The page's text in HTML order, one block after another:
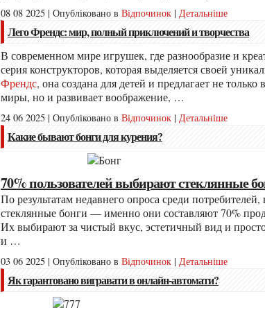
08 08 2025 | Опубліковано в Відпочинок | Детальніше
Лего Френдс: мир, полный приключений и творчества
В современном мире игрушек, где разнообразие и креативность играют ключевую роль, есть
серия конструкторов, которая выделяется своей
Френдс, она создана для детей и предлагает не
миры, но и развивает воображение, …
24 06 2025 | Опубліковано в Відпочинок | Детальніше
Какие бывают бонги для курения?
70% пользователей выбирают стеклянные
По результатам недавнего опроса среди потребителей, наиболее популярными считаются
стеклянные бонги — именно они составляют 70%
Их выбирают за чистый вкус, эстетичный вид и
и …
03 06 2025 | Опубліковано в Відпочинок | Детальніше
Як гарантовано вигравати в онлайн-автомати?